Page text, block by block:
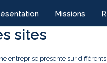
Missions
sites
entreprise présente sur différents